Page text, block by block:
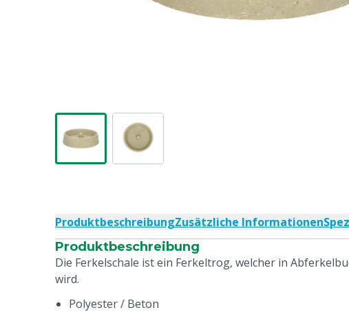
ProduktbeschreibungZusätzliche Informationen
Produktbeschreibung
Die Ferkelschale ist ein Ferkeltrog, welcher in
wird.
Polyester / Beton